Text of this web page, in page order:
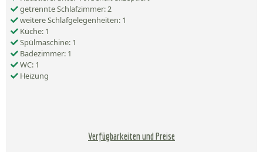
getrennte Schlafzimmer: 2
weitere Schlafgelegenheiten: 1
Küche: 1
Spülmaschine: 1
Badezimmer: 1
WC: 1
Heizung
Verfügbarkeiten und Preise